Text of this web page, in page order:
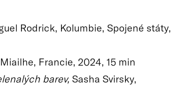
Rodrick, Kolumbie, Spojené státy,
Francie, 2024, 15 min
barev, Sasha Svirsky,